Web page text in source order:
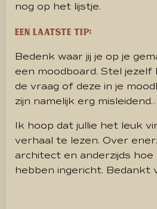
nog op het lijstje.
Een laatste tip:
Bedenk waar jij je op je
een moodboard. Stel jezelf
de vraag of deze in je
zijn namelijk erg
Ik hoop dat jullie het leuk
verhaal te lezen. Over
architect en anderzijds hoe
hebben ingericht. Bedankt